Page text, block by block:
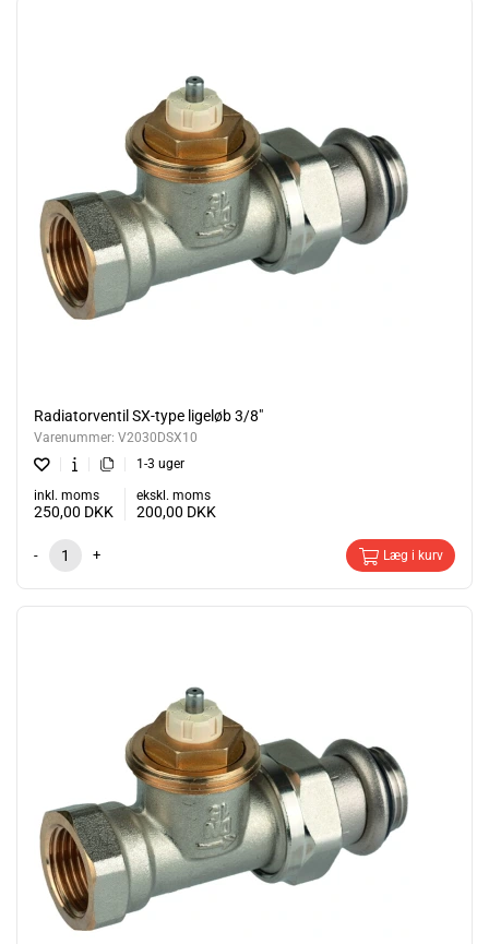
Radiatorventil SX-type ligeløb 3/8"
Varenummer: V2030DSX10
1-3 uger
inkl. moms
250,00 DKK
ekskl. moms
200,00 DKK
- + Læg i kurv